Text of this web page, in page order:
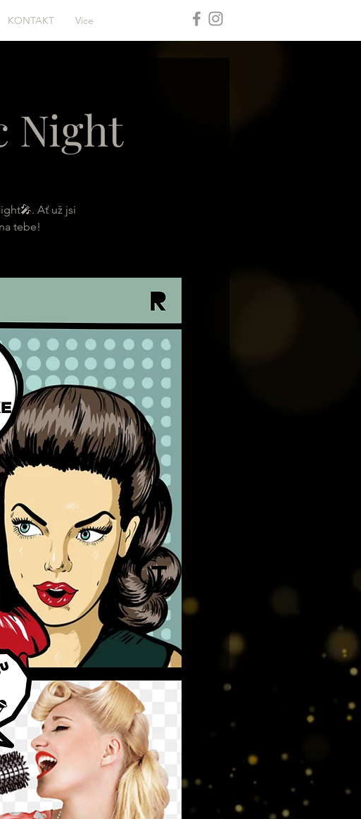
KONTAKT Více
Night
Ať už jsi
tebe!